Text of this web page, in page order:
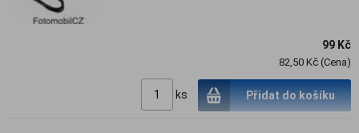
99 Kč
82,50 Kč (Cena)
ks Přidat do košíku